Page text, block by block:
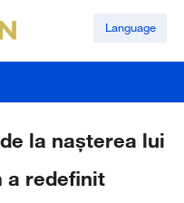
Language
la nașterea lui
a redefinit